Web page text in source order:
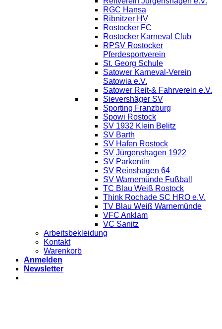
RGC Hansa
Ribnitzer HV
Rostocker FC
Rostocker Karneval Club
RPSV Rostocker
Pferdesportverein
St. Georg Schule
Satower Karneval-Verein
Satowia e.V.
Satower Reit-& Fahrverein e.V.
Sievershäger SV
Sporting Franzburg
Spowi Rostock
SV 1932 Klein Belitz
SV Barth
SV Hafen Rostock
SV Jürgenshagen 1922
SV Parkentin
SV Reinshagen 64
SV Warnemünde Fußball
TC Blau Weiß Rostock
Think Rochade SC HRO e.V.
TV Blau Weiß Warnemünde
VFC Anklam
VC Sanitz
Arbeitsbekleidung
Kontakt
Warenkorb
Anmelden
Newsletter